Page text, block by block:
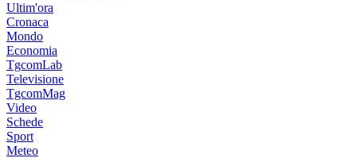
Ultim'ora
Cronaca
Mondo
Economia
TgcomLab
Televisione
TgcomMag
Video
Schede
Sport
Meteo